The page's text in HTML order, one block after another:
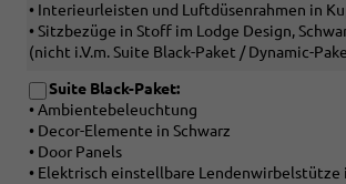
• Interieurleisten und Luftdüsenrahmen in
• Sitzbezüge in Stoff im Lodge Design,
(nicht i.V.m. Suite Black-Paket / Dynamic-
Suite Black-Paket:
• Ambientebeleuchtung
• Decor-Elemente in Schwarz
• Door Panels
• Elektrisch einstellbare Lendenwirbelstütze